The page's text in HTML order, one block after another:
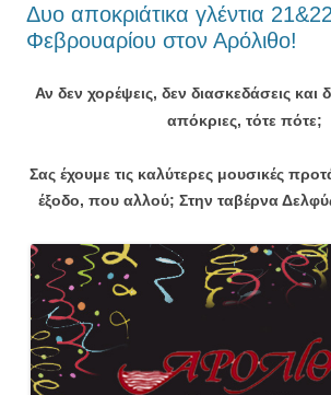
Δυο αποκριάτικα γλέντια 21&22
Φεβρουαρίου στον Αρόλιθο!
Αν δεν χορέψεις, δεν διασκεδάσεις και
απόκριες, τότε πότε;
Σας έχουμε τις καλύτερες μουσικές
έξοδο, που αλλού; Στην ταβέρνα